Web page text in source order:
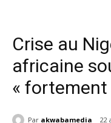
Crise au
africaine
« fortement
Par akwabamedia 22